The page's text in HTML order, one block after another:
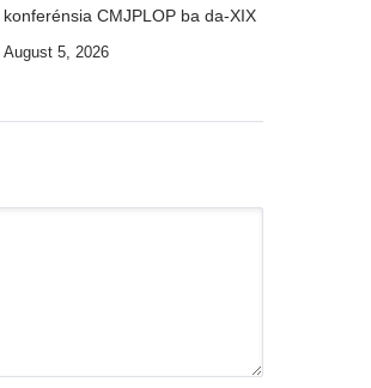
konferénsia CMJPLOP ba da-XIX
August 5, 2026